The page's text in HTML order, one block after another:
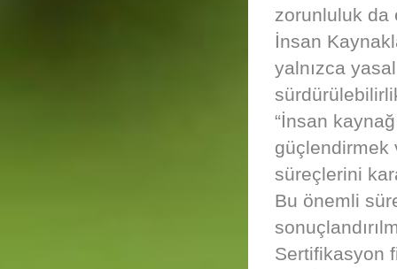
zorunluluk da
İnsan
yalnızca
“İnsan
güçlendirmek
süreçlerini
Bu önemli
Sertifikasyon